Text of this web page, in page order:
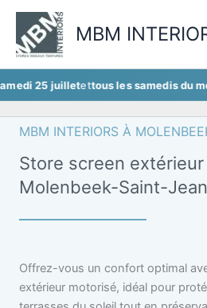
Aller
contenu
MBM
juilletettous les samedis du mois d'août
MBM INTERIORS À
Store screen
Molenbeek-Saint-Jean
Offrez-vous un confort optimal
extérieur motorisé, idéal pour